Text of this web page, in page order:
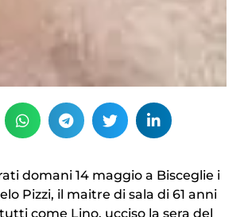
domani 14 maggio a Bisceglie i
Pizzi, il maitre di sala di 61 anni
come Lino, ucciso la sera del